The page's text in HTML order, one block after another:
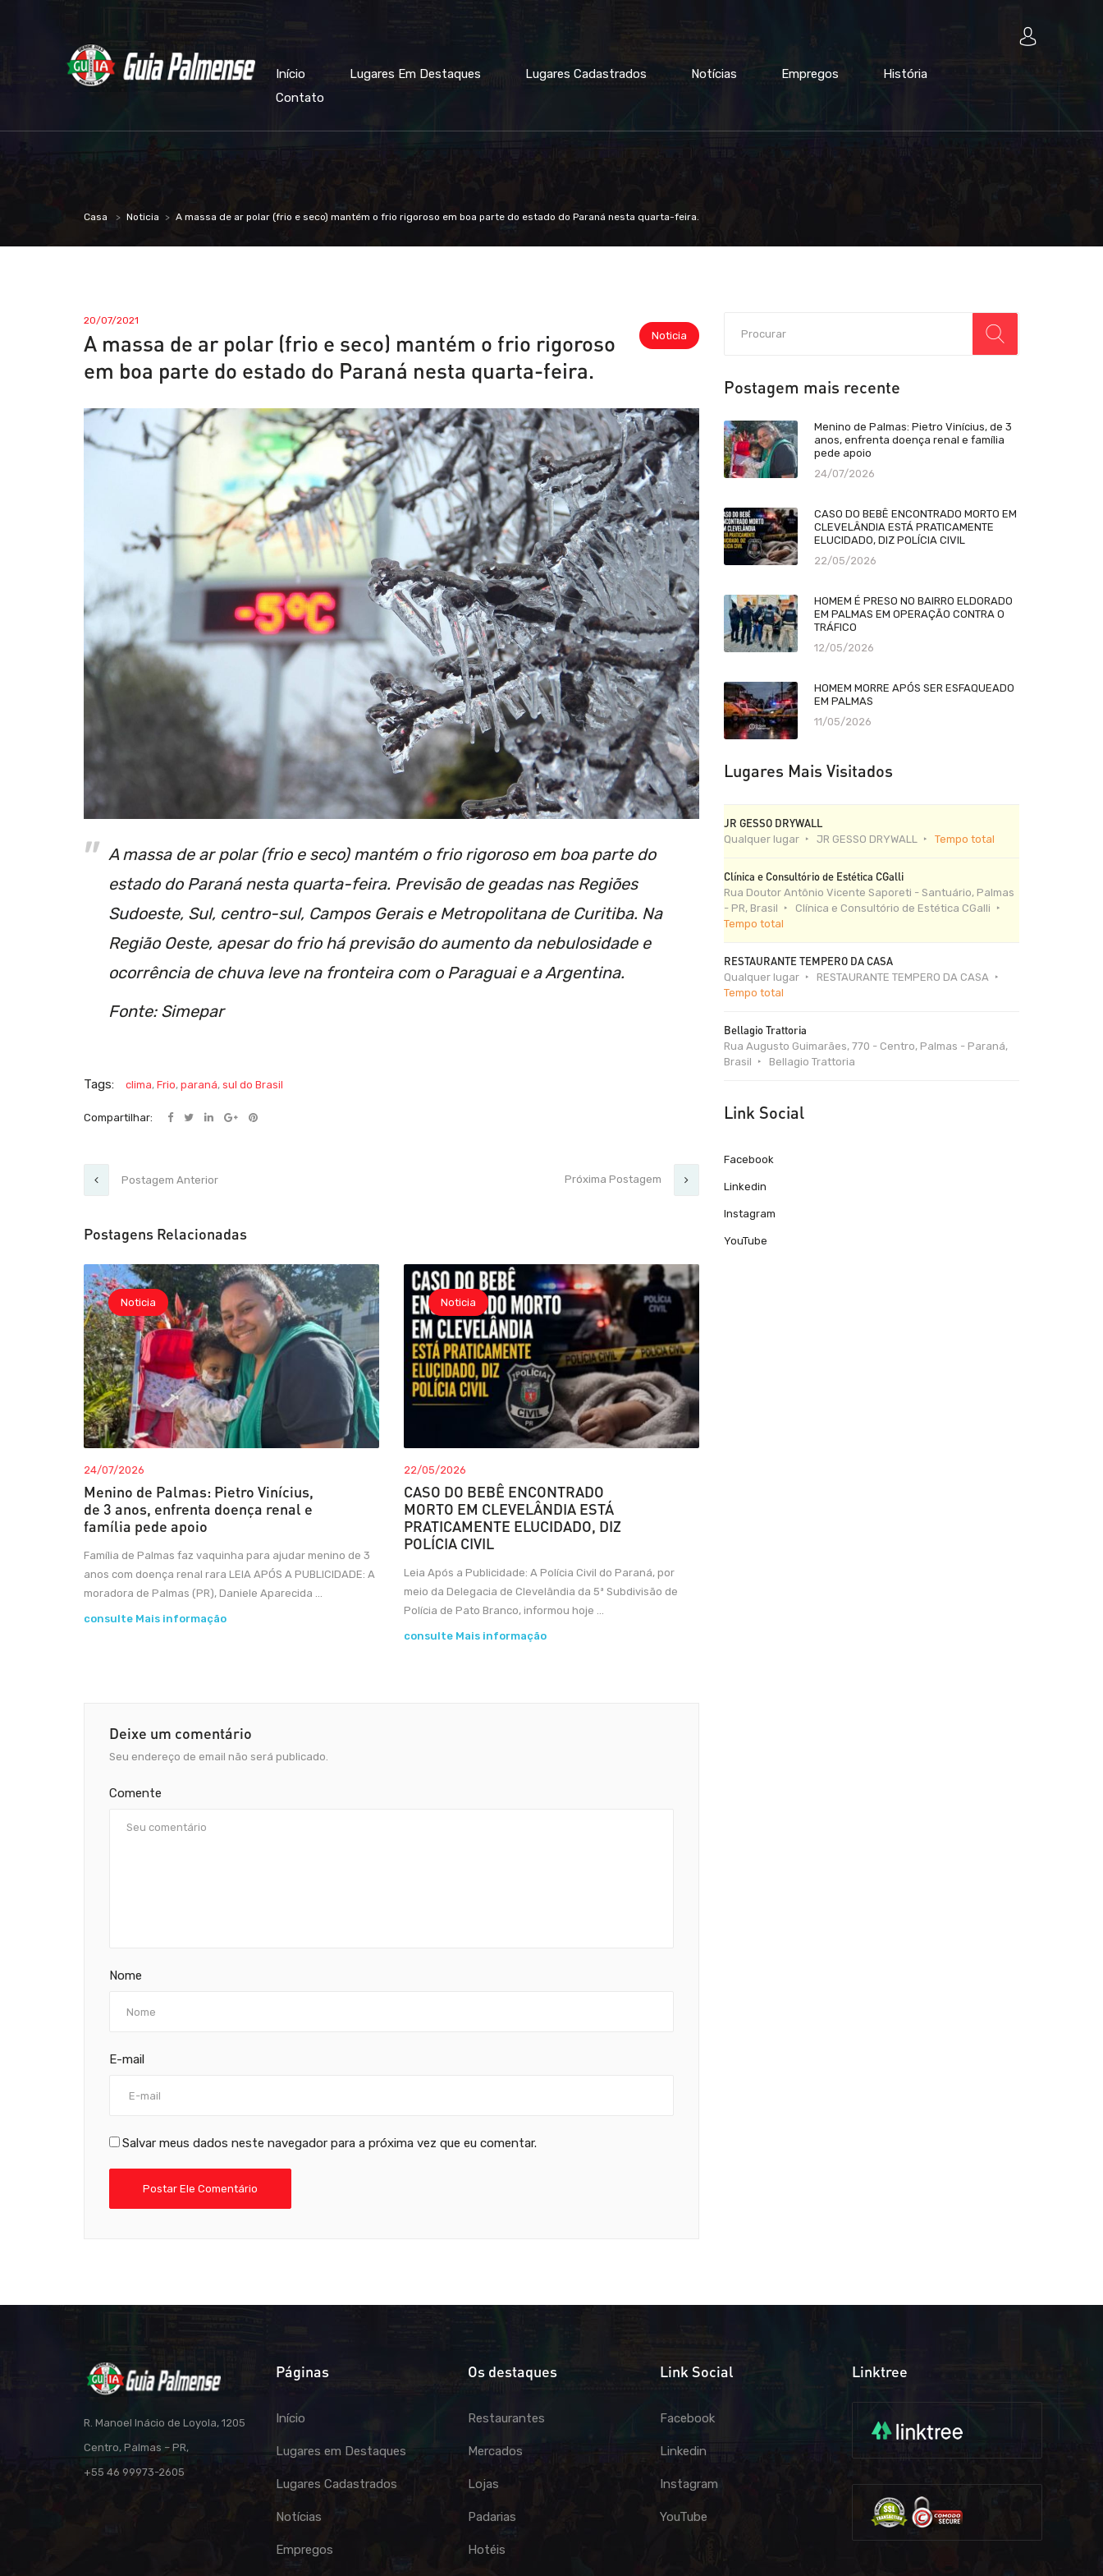
Início Lugares Em Destaques Lugares Cadastrados Notícias Empregos
História
Contato
Casa Noticia A massa de ar polar (frio e seco) mantém o frio rigoroso em boa parte do estado do Paraná nesta quarta-feira.
Noticia
20/07/2021
A massa de ar polar (frio e seco) mantém o frio rigoroso
em boa parte do estado do Paraná nesta quarta-feira.
A massa de ar polar (frio e seco) mantém o frio rigoroso em boa parte do
estado do Paraná nesta quarta-feira. Previsão de geadas nas Regiões
Sudoeste, Sul, centro-sul, Campos Gerais e Metropolitana de Curitiba. Na
Região Oeste, apesar do frio há previsão do aumento da nebulosidade e
ocorrência de chuva leve na fronteira com o Paraguai e a Argentina.
Fonte: Simepar
Tags: clima, Frio, paraná, sul do Brasil
Compartilhar:
Postagem Anterior Próxima Postagem
Postagens Relacionadas
Noticia
24/07/2026
Menino de Palmas: Pietro Vinícius,
de 3 anos, enfrenta doença renal e
família pede apoio
Família de Palmas faz vaquinha para ajudar menino de 3
anos com doença renal rara LEIA APÓS A PUBLICIDADE: A
moradora de Palmas (PR), Daniele Aparecida ...
consulte Mais informação
Noticia
22/05/2026
CASO DO BEBÊ ENCONTRADO
MORTO EM CLEVELÂNDIA ESTÁ
PRATICAMENTE ELUCIDADO, DIZ
POLÍCIA CIVIL
Leia Após a Publicidade: A Polícia Civil do Paraná, por
meio da Delegacia de Clevelândia da 5ª Subdivisão de
Polícia de Pato Branco, informou hoje ...
consulte Mais informação
Deixe um comentário
Seu endereço de email não será publicado.
Comente
Nome
E-mail
Salvar meus dados neste navegador para a próxima vez que eu comentar.
Postagem mais recente
Menino de Palmas: Pietro Vinícius, de 3
anos, enfrenta doença renal e família
pede apoio
24/07/2026
CASO DO BEBÊ ENCONTRADO MORTO EM
CLEVELÂNDIA ESTÁ PRATICAMENTE
ELUCIDADO, DIZ POLÍCIA CIVIL
22/05/2026
HOMEM É PRESO NO BAIRRO ELDORADO
EM PALMAS EM OPERAÇÃO CONTRA O
TRÁFICO
12/05/2026
HOMEM MORRE APÓS SER ESFAQUEADO
EM PALMAS
11/05/2026
Lugares Mais Visitados
JR GESSO DRYWALL
Qualquer lugar JR GESSO DRYWALL Tempo total
Clínica e Consultório de Estética CGalli
Rua Doutor Antônio Vicente Saporeti - Santuário, Palmas
- PR, Brasil
Clínica e Consultório de Estética CGalli
Tempo total
RESTAURANTE TEMPERO DA CASA
Qualquer lugar
RESTAURANTE TEMPERO DA CASA
Tempo total
Bellagio Trattoria
Rua Augusto Guimarães, 770 - Centro, Palmas - Paraná,
Brasil
Bellagio Trattoria
Link Social
Facebook
Linkedin
Instagram
YouTube
R. Manoel Inácio de Loyola, 1205
Centro, Palmas – PR,
+55 46 99973-2605
Páginas
Início
Lugares em Destaques
Lugares Cadastrados
Notícias
Empregos
Os destaques
Restaurantes
Mercados
Lojas
Padarias
Hotéis
Link Social
Facebook
Linkedin
Instagram
YouTube
Linktree